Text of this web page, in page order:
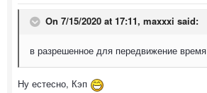
On 7/15/2020 at 17:11, maxxxi said:
в разрешенное для передвижение время
Ну естесно, Кэп